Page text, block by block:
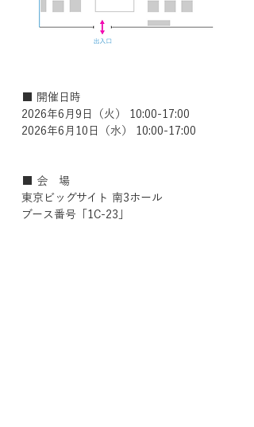
■ 開催日時
2026年6月9日（火） 10:00-17:00
2026年6月10日（水） 10:00-17:00
■ 会　場
東京ビッグサイト 南3ホール
ブース番号「1C-23」